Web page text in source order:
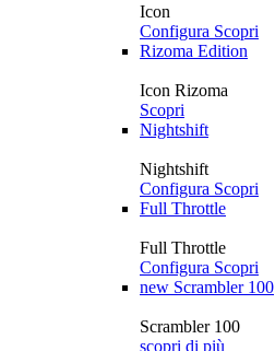
Icon
Configura Scopri
Rizoma Edition
Icon Rizoma
Scopri
Nightshift
Nightshift
Configura Scopri
Full Throttle
Full Throttle
Configura Scopri
new Scrambler 100
Scrambler 100
scopri di più